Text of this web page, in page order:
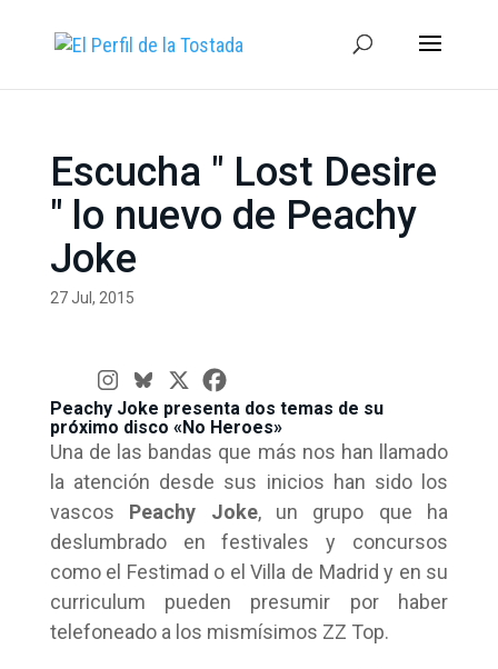
Escucha " Lost Desire
" lo nuevo de Peachy
Joke
27 Jul, 2015
Peachy Joke presenta dos temas de su
próximo disco «No Heroes»
Una de las bandas que más nos han llamado
la atención desde sus inicios han sido los
vascos Peachy Joke, un grupo que ha
deslumbrado en festivales y concursos
como el Festimad o el Villa de Madrid y en su
curriculum pueden presumir por haber
telefoneado a los mismísimos ZZ Top.